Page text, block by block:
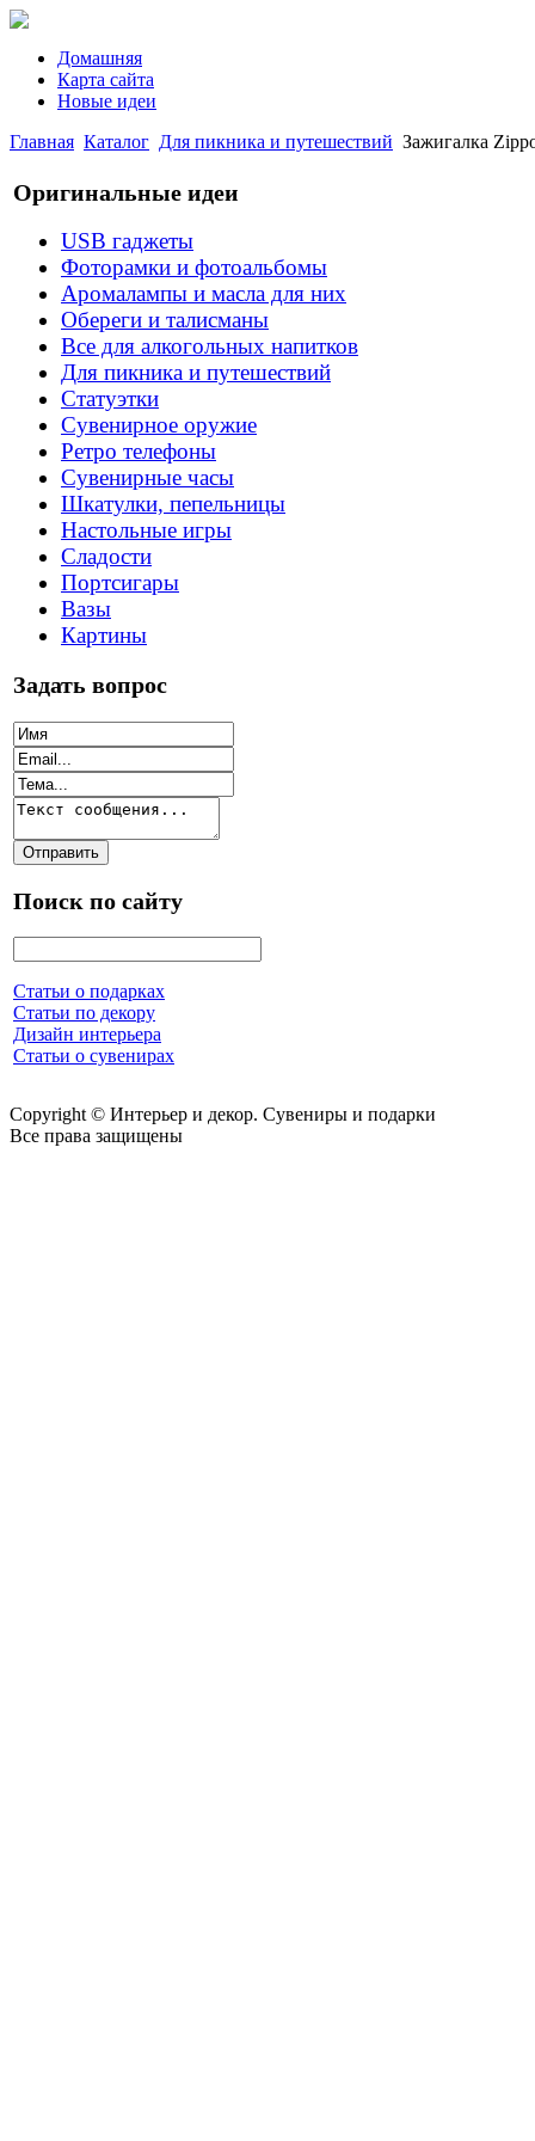
Домашняя
Карта сайта
Новые идеи
Главная Каталог Для пикника и путешествий Зажигалка
Оригинальные идеи
USB гаджеты
Фоторамки и фотоальбомы
Аромалампы и масла для них
Обереги и талисманы
Все для алкогольных напитков
Для пикника и путешествий
Статуэтки
Сувенирное оружие
Ретро телефоны
Сувенирные часы
Шкатулки, пепельницы
Настольные игры
Сладости
Портсигары
Вазы
Картины
Задать вопрос
Поиск по сайту
Статьи о подарках
Статьи по декору
Дизайн интерьера
Статьи о сувенирах
Copyright © Интерьер и декор. Сувениры и подарки
Все права защищены